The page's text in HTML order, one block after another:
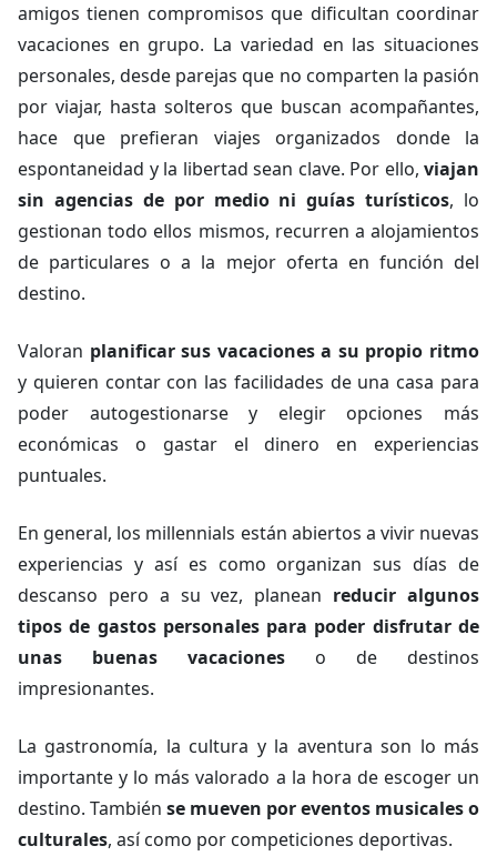
amigos tienen compromisos que dificultan coordinar
vacaciones en grupo. La variedad en las situaciones
personales, desde parejas que no comparten la pasión
por viajar, hasta solteros que buscan acompañantes,
hace que prefieran viajes organizados donde la
espontaneidad y la libertad sean clave. Por ello, viajan
sin agencias de por medio ni guías turísticos, lo
gestionan todo ellos mismos, recurren a alojamientos
de particulares o a la mejor oferta en función del
destino.
Valoran planificar sus vacaciones a su propio ritmo
y quieren contar con las facilidades de una casa para
poder autogestionarse y elegir opciones más
económicas o gastar el dinero en experiencias
puntuales.
En general, los millennials están abiertos a vivir nuevas
experiencias y así es como organizan sus días de
descanso pero a su vez, planean reducir algunos
tipos de gastos personales para poder disfrutar de
unas buenas vacaciones o de destinos
impresionantes.
La gastronomía, la cultura y la aventura son lo más
importante y lo más valorado a la hora de escoger un
destino. También se mueven por eventos musicales o
culturales, así como por competiciones deportivas.